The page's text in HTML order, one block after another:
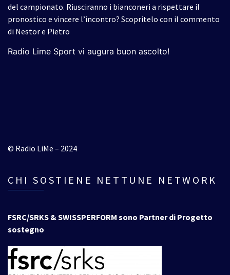
del campionato. Riusciranno i bianconeri a rispettare il
pronostico e vincere l’incontro? Scopritelo con il commento
di Nestor e Pietro
Radio Lime Sport vi augura buon ascolto!
© Radio LiMe – 2024
CHI SOSTIENE NETTUNE NETWORK
FSRC/SRKS & SWISSPERFORM sono Partner di Progetto
sostegno